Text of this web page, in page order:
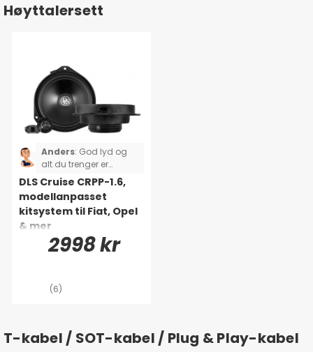
Høyttalersett
Anders: God lyd og
alt du trenger er
virkelig inkludert.
DLS Cruise CRPP-1.6,
modellanpasset
kitsystem til Fiat, Opel
& mer
2998 kr
(6)
T-kabel / SOT-kabel / Plug & Play-kabel